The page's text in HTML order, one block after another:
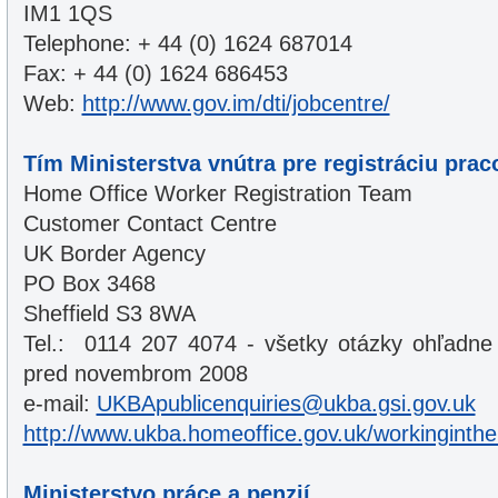
IM1 1QS
Telephone: + 44 (0) 1624 687014
Fax: + 44 (0) 1624 686453
Web: http://www.gov.im/dti/jobcentre/
Tím Ministerstva vnútra pre registráciu
Home Office Worker Registration Team
Customer Contact Centre
UK Border Agency
PO Box 3468
Sheffield S3 8WA
Tel.: 0114 207 4074 - všetky otázky
pred novembrom 2008
e-mail: UKBApublicenquiries@ukba.gsi.gov.uk
http://www.ukba.homeoffice.gov.uk/